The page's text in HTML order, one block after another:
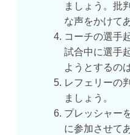
ましょう。批
な声をかけて
コーチの選手
試合中に選手
ようとするの
レフェリーの
ましょう。
プレッシャー
に参加させて